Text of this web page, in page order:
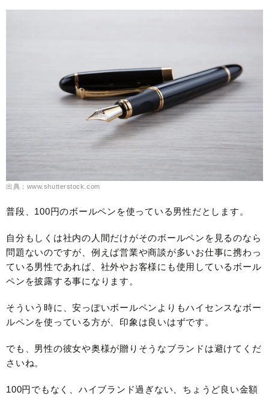
出典：www.shutterstock.com
普段、100円のボールペンを使っている男性だとします。
自分もしくは社内の人間だけがそのボールペンを見るのなら
問題ないのですが、例えば営業や商談が多いお仕事に携わっ
ている男性であれば、社外やお客様にも使用しているボール
ペンを披露する事になります。
そういう時に、安っぽいボールペンよりもハイセンスなボー
ルペンを使っている方が、印象は良いはずです。
でも、男性の彼女や奥様が贈りそうなブランドは避けてくだ
さいね。
100円でもなく、ハイブランド過ぎない、ちょうど良い金額